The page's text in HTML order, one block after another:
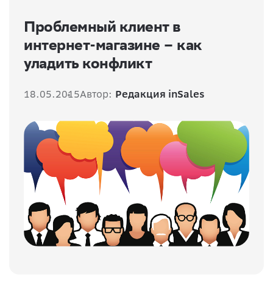
Проблемный клиент в
интернет-магазине – как
уладить конфликт
18.05.2015Автор: Редакция inSales